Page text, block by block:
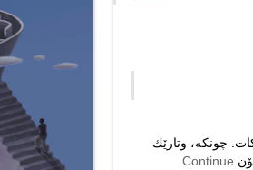
چونكە، وتارێك
Continue